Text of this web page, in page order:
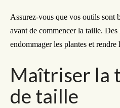
Assurez-vous que vos outils sont
avant de commencer la taille. Des
endommager les plantes et
Maîtriser la
de taille